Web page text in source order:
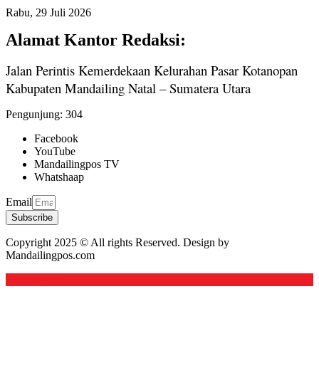
Rabu, 29 Juli 2026
Alamat Kantor Redaksi:
Jalan Perintis Kemerdekaan Kelurahan Pasar Kotanopan
Kabupaten Mandailing Natal – Sumatera Utara
Pengunjung: 304
Facebook
YouTube
Mandailingpos TV
Whatshaap
Email
Subscribe
Copyright 2025 © All rights Reserved. Design by
Mandailingpos.com